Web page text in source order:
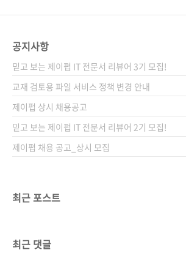
공지사항
믿고 보는 제이펍 IT 전문서 리뷰어 3기 모집!
교재 검토용 파일 서비스 정책 변경 안내
제이펍 상시 채용공고
믿고 보는 제이펍 IT 전문서 리뷰어 2기 모집!
제이펍 채용 공고_상시 모집
최근 포스트
최근 댓글